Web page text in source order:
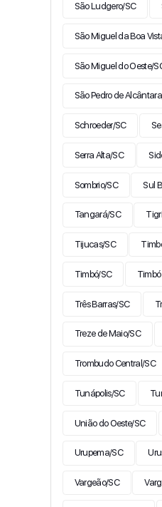
São Ludgero/SC
São Miguel da Boa
São Miguel do Oeste/
São Pedro de
Schroeder/SC
Serra Alta/SC
Sombrio/SC Sul
Tangará/SC
Tijucas/SC
Timbó/SC
Três Barras/SC
Treze de Maio/SC
Trombudo Central/SC
Tunápolis/SC
União do Oeste/SC
Urupema/SC
Vargeão/SC